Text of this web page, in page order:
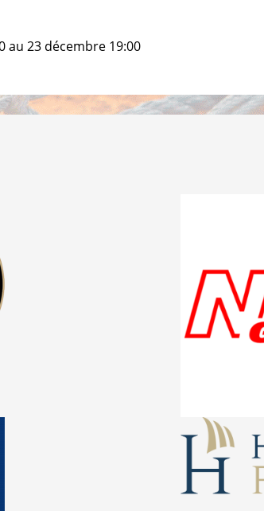
au 23 décembre 19:00